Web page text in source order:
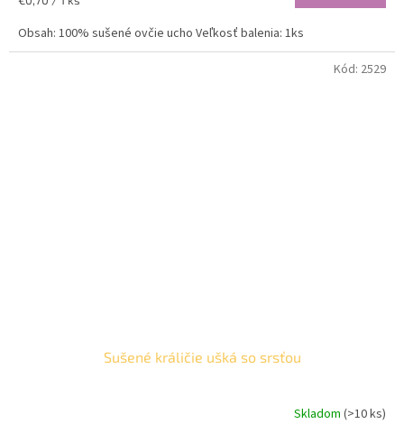
Obsah: 100% sušené ovčie ucho Veľkosť balenia: 1ks
Sušené králičie ušká so srsťou
Skladom(>10 ks)
Kód: 2529